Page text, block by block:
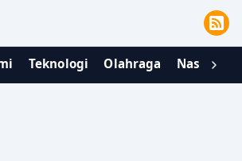
Teknologi Olahraga Nasional